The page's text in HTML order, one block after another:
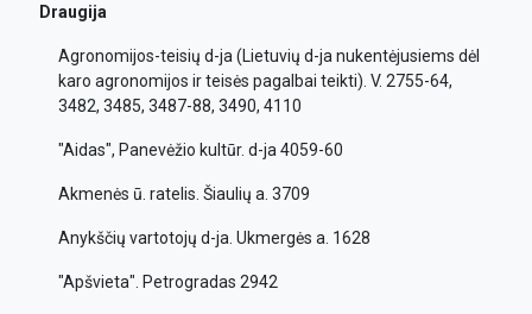
Draugija
Agronomijos-teisių d-ja (Lietuvių d-ja nukentėjusiems dėl
karo agronomijos ir teisės pagalbai teikti). V. 2755-64,
3482, 3485, 3487-88, 3490, 4110
"Aidas", Panevėžio kultūr. d-ja 4059-60
Akmenės ū. ratelis. Šiaulių a. 3709
Anykščių vartotojų d-ja. Ukmergės a. 1628
"Apšvieta". Petrogradas 2942